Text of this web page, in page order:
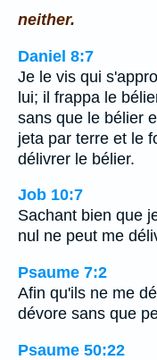
neither.
Daniel 8:7
Je le vis qui
lui; il frappa le
sans que le bélier
jeta par terre et le
délivrer le bélier.
Job 10:7
Sachant bien que
nul ne peut me
Psaume 7:2
Afin qu'ils ne me
dévore sans que
Psaume 50:22